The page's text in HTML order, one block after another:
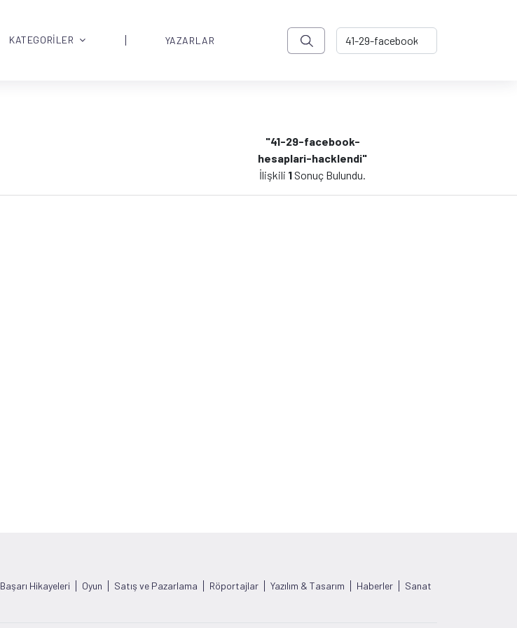
KATEGORİLER YAZARLAR
"41-29-facebook-
hesaplari-hacklendi"
İlişkili 1 Sonuç Bulundu.
Başarı Hikayeleri Oyun Satış ve Pazarlama Röportajlar Yazılım & Tasarım Haberler Sanat